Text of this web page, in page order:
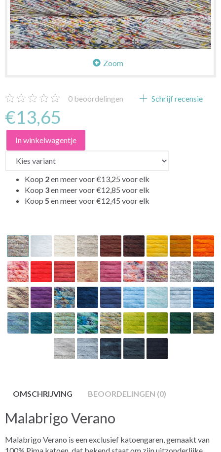
Zoom
0 beoordelingen Schrijf recensie
€13,65
In winkelwagentje
Koop 2en meer voor€13,25 voor elk
Koop 3en meer voor€12,85 voor elk
Koop 5 en meer voor€12,45 voor elk
OMSCHRIJVING BEOORDELINGEN (0)
Malabrigo Verano
Malabrigo Verano is een exclusief katoengaren, gemaakt van